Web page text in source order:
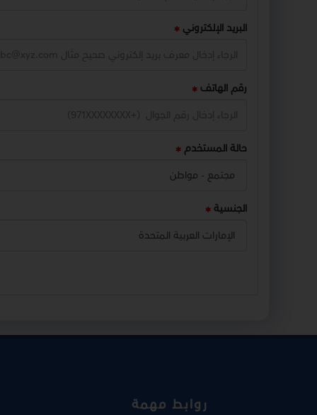
البريد الإلكتروني
رقم الهاتف
حالة المستخدم
الجنسية
روابط مهمة